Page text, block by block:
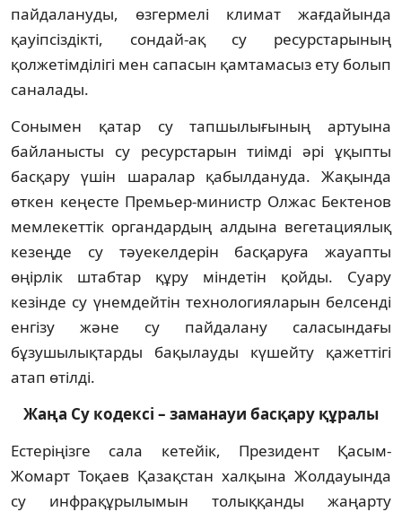
пайдалануды, өзгермелі климат жағдайында
қауіпсіздікті, сондай-ақ су ресурстарының
қолжетімділігі мен сапасын қамтамасыз ету болып
саналады.
Сонымен қатар су тапшылығының артуына
байланысты су ресурстарын тиімді әрі ұқыпты
басқару үшін шаралар қабылдануда. Жақында
өткен кеңесте Премьер-министр Олжас Бектенов
мемлекеттік органдардың алдына вегетациялық
кезеңде су тәуекелдерін басқаруға жауапты
өңірлік штабтар құру міндетін қойды. Суару
кезінде су үнемдейтін технологияларын белсенді
енгізу және су пайдалану саласындағы
бұзушылықтарды бақылауды күшейту қажеттігі
атап өтілді.
Жаңа Су кодексі – заманауи басқару құралы
Естеріңізге сала кетейік, Президент Қасым-
Жомарт Тоқаев Қазақстан халқына Жолдауында
су инфрақұрылымын толыққанды жаңарту